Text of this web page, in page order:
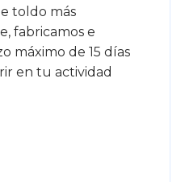
toldo más
fabricamos e
máximo de 15 días
en tu actividad